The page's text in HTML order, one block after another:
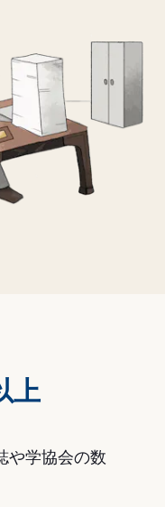
上
や学協会の数